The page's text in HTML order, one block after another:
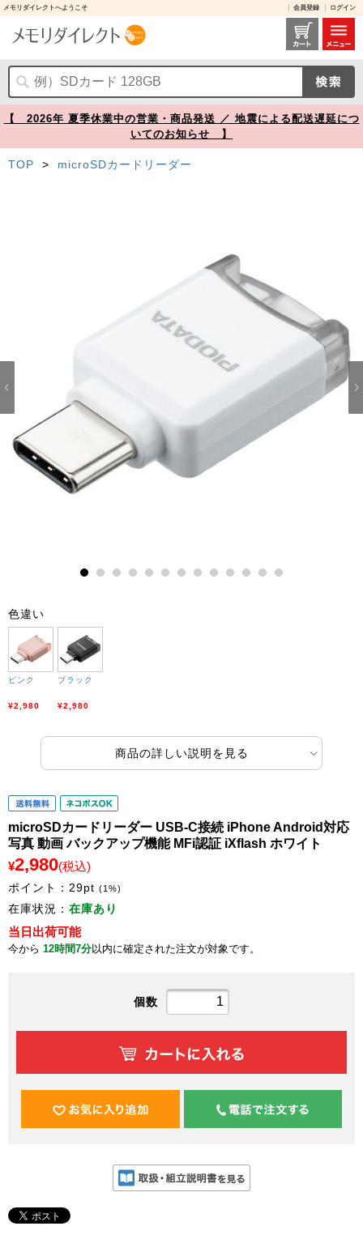
メモリダイレクトへようこそ 会員登録 ログイン
microSDカードリーダー USB-C接続 iPhone Android対応 写真 動画 バックアップ機能 MFi認証 iXflash ホワイト【メモリダイレクト】
【 2026年 夏季休業中の営業・商品発送 ／ 地震による配送遅延につ
いてのお知らせ 】
TOP > microSDカードリーダー
10 11 12
色違い
ピンク
¥2,980
ブラック
¥2,980
商品の詳しい説明を見る
microSDカードリーダー USB-C接続 iPhone Android対応
写真 動画 バックアップ機能 MFi認証 iXflash ホワイト
¥2,980(税込)
ポイント： 29pt (1%)
在庫状況： 在庫あり
当日出荷可能
今から 12時間7分以内に確定された注文が対象です。
個数